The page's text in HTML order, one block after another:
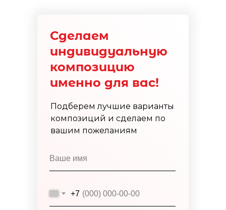
Сделаем
индивидуальную
композицию
именно для вас!
Подберем лучшие варианты
композиций и сделаем по
вашим пожеланиям
+7